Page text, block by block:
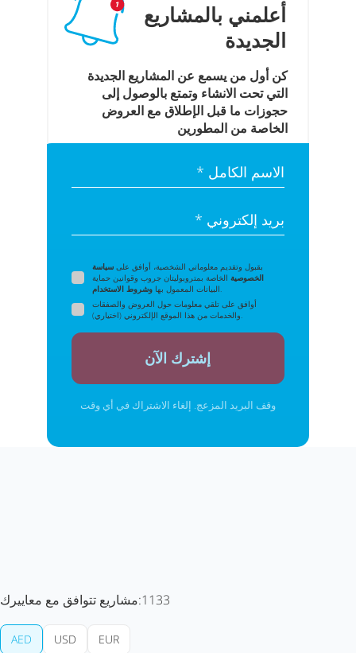
الاسم الكامل *
بريد إلكتروني *
بقبول وتقديم معلوماتي الشخصية، أوافق على سياسة
الخصوصيةالخاصة بمتروبوليتان جروب وقوانين حماية
البيانات المعمول بها وشروط الاستخدام
أوافق على تلقي معلومات حول العروض والصفقات
إشترك الآن
وقف البريد المزعج. إلغاء الاشتراك في أي وقت
أعلمني بالمشاريع
الجديدة
كن أول من يسمع عن المشاريع الجديدة
التي تحت الانشاء وتمتع بالوصول إلى
حجوزات ما قبل الإطلاق مع العروض
الخاصة من المطورين
1133مشاريع تتوافق مع معاييرك:
AED USD EUR